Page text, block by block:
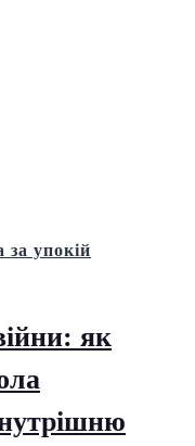
за упокій
як